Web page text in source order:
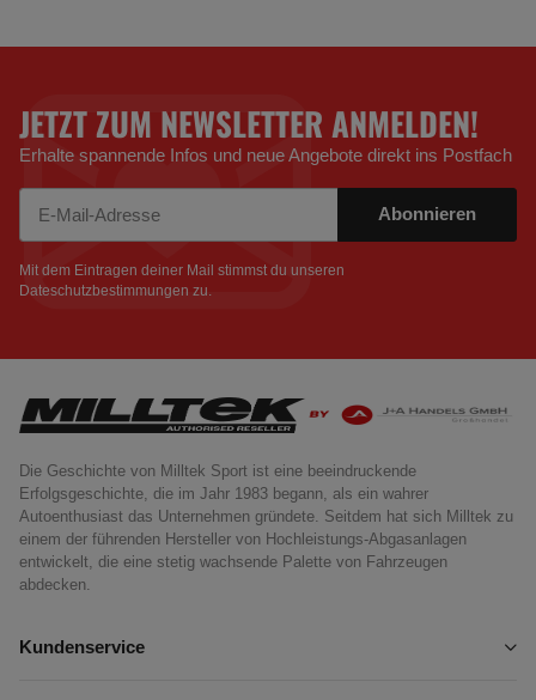
JETZT ZUM NEWSLETTER ANMELDEN!
Erhalte spannende Infos und neue Angebote direkt ins Postfach
Abonnieren
Mit dem Eintragen deiner Mail stimmst du unseren
Dateschutzbestimmungen zu.
Die Geschichte von Milltek Sport ist eine beeindruckende
Erfolgsgeschichte, die im Jahr 1983 begann, als ein wahrer
Autoenthusiast das Unternehmen gründete. Seitdem hat sich Milltek zu
einem der führenden Hersteller von Hochleistungs-Abgasanlagen
entwickelt, die eine stetig wachsende Palette von Fahrzeugen
abdecken.
Kundenservice